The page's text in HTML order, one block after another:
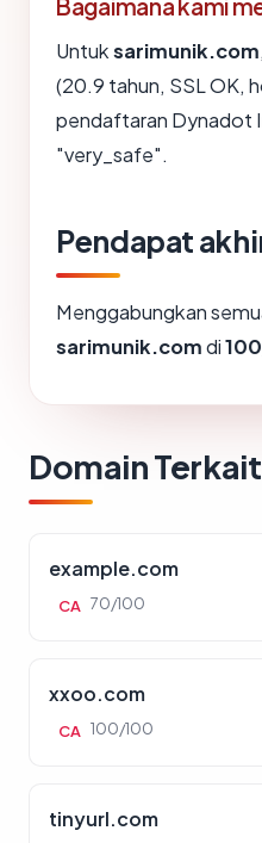
Bagaimana kami
Untuksarimunik.com
(20.9 tahun, SSL OK,
pendaftaran Dynadot
"very_safe".
Pendapat
Menggabungkan
sarimunik.comdi
Domain Terkait
example.com
CA 70/100
xxoo.com
CA 100/100
tinyurl.com